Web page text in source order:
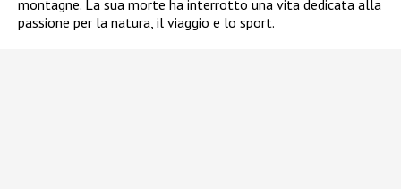
montagne. La sua morte ha interrotto una vita dedicata alla
passione per la natura, il viaggio e lo sport.